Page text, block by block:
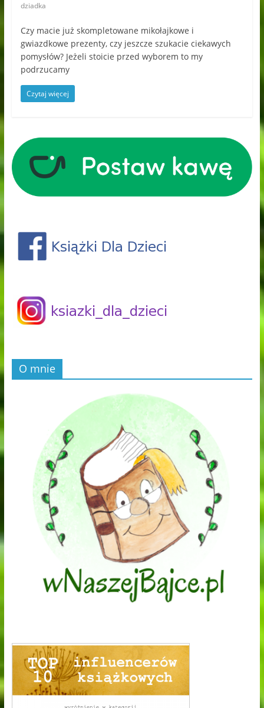
dziadka
Czy macie już skompletowane mikołajkowe i
gwiazdkowe prezenty, czy jeszcze szukacie ciekawych
pomysłów? Jeżeli stoicie przed wyborem to my
podrzucamy
Czytaj więcej
O mnie